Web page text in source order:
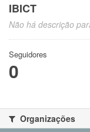
IBICT
Não há descrição
Seguidores
0
Organizações